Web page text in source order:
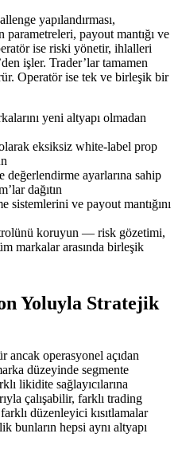
yapılandırması,
payout mantığı ve
ise riski yönetir, ihlalleri
işler. Trader’lar tamamen
Operatör ise tek ve birleşik bir
yeni altyapı olmadan
eksiksiz white-label prop
değerlendirme ayarlarına sahip
dağıtın
sistemlerini ve payout mantığını
koruyun — risk gözetimi,
markalar arasında birleşik
Yoluyla Stratejik
ancak operasyonel açıdan
düzeyinde segmente
likidite sağlayıcılarına
çalışabilir, farklı trading
düzenleyici kısıtlamalar
bunların hepsi aynı altyapı